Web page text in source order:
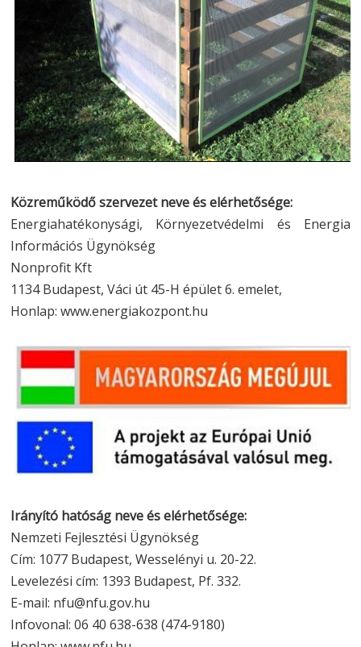
Közreműködő szervezet neve és elérhetősége:
Energiahatékonysági, Környezetvédelmi és Energia
Információs Ügynökség
Nonprofit Kft
1134 Budapest, Váci út 45-H épület 6. emelet,
Honlap: www.energiakozpont.hu
Irányító hatóság neve és elérhetősége:
Nemzeti Fejlesztési Ügynökség
Cím: 1077 Budapest, Wesselényi u. 20-22.
Levelezési cím: 1393 Budapest, Pf. 332.
E-mail: nfu@nfu.gov.hu
Infovonal: 06 40 638-638 (474-9180)